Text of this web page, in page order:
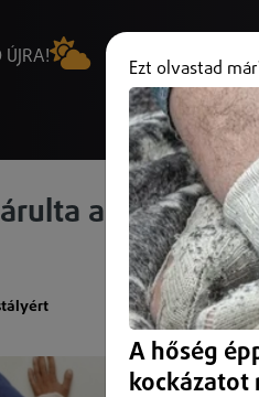
ÚJRA!
a drogot a
Ezt olvastad
A hőség